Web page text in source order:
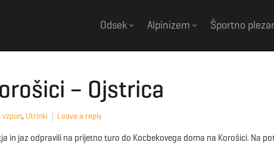
Odsek Alpinizem Športno
– Ojstrica
vzpon, Utrinki Leave a reply
in jaz odpravili na prijetno turo do Kocbekovega doma na Korošici. Na